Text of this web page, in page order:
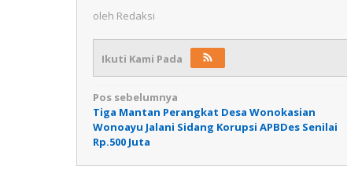
oleh Redaksi
Ikuti Kami Pada
Navigasi
pos
Pos sebelumnya
Tiga Mantan Perangkat Desa Wonokasian
Wonoayu Jalani Sidang Korupsi APBDes Senilai
Rp.500 Juta